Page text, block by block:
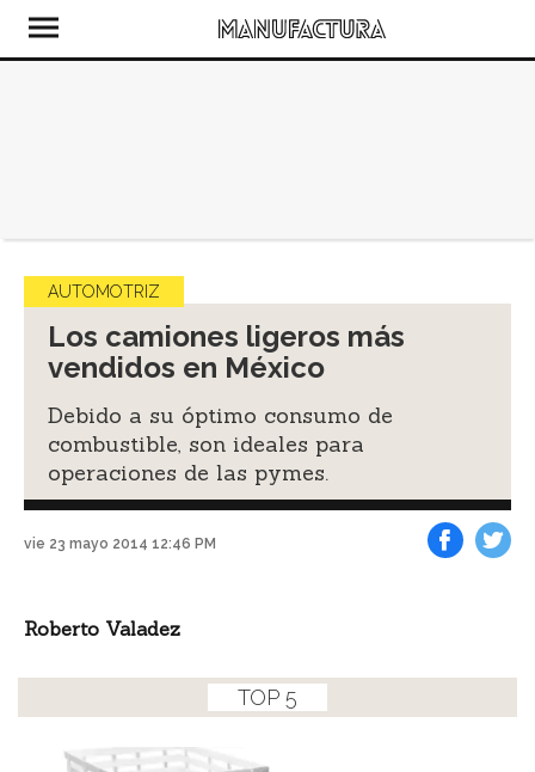
AUTOMOTRIZ
Los camiones ligeros más
vendidos en México
Debido a su óptimo consumo de
combustible, son ideales para
operaciones de las pymes.
vie 23 mayo 2014 12:46 PM
Roberto Valadez
TOP 5